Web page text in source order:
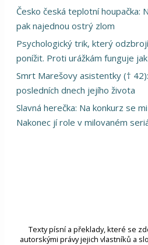
Česko česká teplotní houpačka:
pak najednou ostrý zlom
Psychologický trik, který
ponížit. Proti urážkám funguje
Smrt Marešovy asistentky (†
posledních dnech jejího života
Slavná herečka: Na konkurz se
Nakonec jí role v milovaném
Texty písní a překlady, které se
autorskými právy jejich vlastníků a